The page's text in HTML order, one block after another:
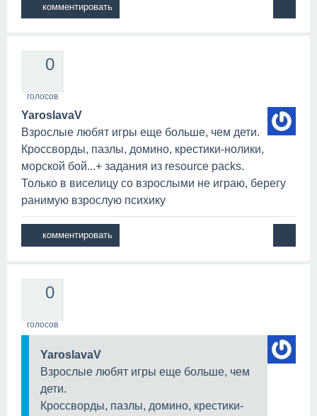
0
голосов
YaroslavaV
Взрослые любят игры еще больше, чем дети.
Кроссворды, пазлы, домино, крестики-нолики,
морской бой...+ задания из resource packs.
Только в виселицу со взрослыми не играю, берегу
ранимую взрослую психику
0
голосов
YaroslavaV
Взрослые любят игры еще больше, чем
дети.
Кроссворды, пазлы, домино, крестики-